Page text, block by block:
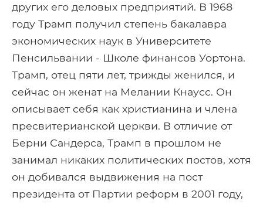
других его деловых предприятий. В 1968
году Трамп получил степень бакалавра
экономических наук в Университете
Пенсильвании - Школе финансов Уортона.
Трамп, отец пяти лет, трижды женился, и
сейчас он женат на Мелании Кнаусс. Он
описывает себя как христианина и члена
пресвитерианской церкви. В отличие от
Берни Сандерса, Трамп в прошлом не
занимал никаких политических постов, хотя
он добивался выдвижения на пост
президента от Партии реформ в 2001 году,